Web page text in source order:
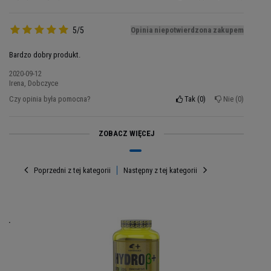
atutem jest szybka przyswajalność protein
oczyszczonych i pociętych na krótsze łańcuchy
aminokwasów. Będzie najlepszych wyborem dla
osób na dietach redukcyjnych, jak również
nietolerujących laktozy i glutenu.
5/5 Opinia niepotwierdzona zakupem
Bardzo dobry produkt.
2020-09-12
Irena, Dobczyce
Czy opinia była pomocna?
Tak 0 Nie 0
ZOBACZ WIĘCEJ
Poprzedni z tej kategorii Następny z tej kategorii